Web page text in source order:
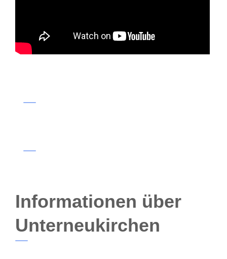
Informationen über
Unterneukirchen